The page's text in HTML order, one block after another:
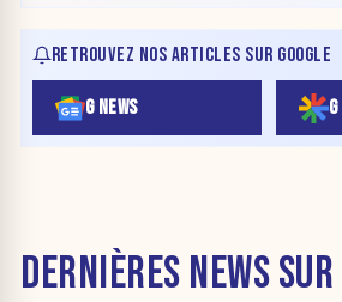
RETROUVEZ NOS ARTICLES SUR GOOGLE
G NEWS
DERNIÈRES NEWS SUR